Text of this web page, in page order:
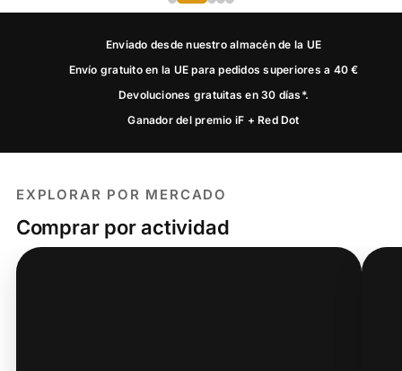
Enviado desde nuestro almacén de la UE
Envío gratuito en la UE para pedidos superiores a 40 €
Devoluciones gratuitas en 30 días*.
Ganador del premio iF + Red Dot
EXPLORAR POR MERCADO
Comprar por actividad